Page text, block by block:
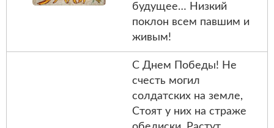
будущее… Низкий
поклон всем павшим и
живым!
С Днем Победы! Не
счесть могил
солдатских на земле,
Стоят у них на страже